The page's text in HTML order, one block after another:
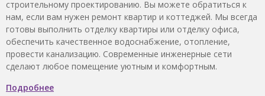
строительному проектированию. Вы можете обратиться к
нам, если вам нужен ремонт квартир и коттеджей. Мы всегда
готовы выполнить отделку квартиры или отделку офиса,
обеспечить качественное водоснабжение, отопление,
провести канализацию. Современные инженерные сети
сделают любое помещение уютным и комфортным.
Подробнее